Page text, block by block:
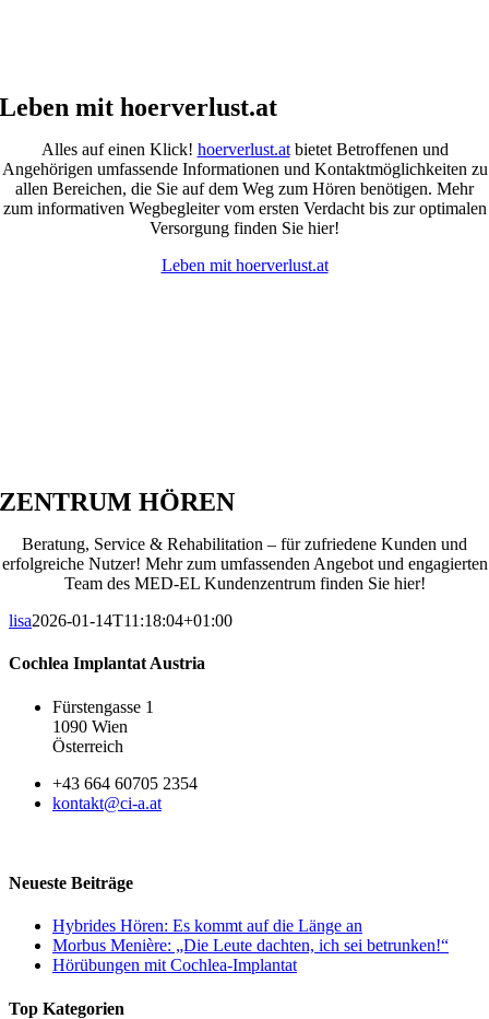
Leben mit hoerverlust.at
Alles auf einen Klick! hoerverlust.atbietet Betroffenen und
Angehörigen umfassende Informationen und Kontaktmöglichkeiten zu
allen Bereichen, die Sie auf dem Weg zum Hören benötigen. Mehr
zum informativen Wegbegleiter vom ersten Verdacht bis zur optimalen
Versorgung finden Sie hier!
Leben mit hoerverlust.at
ZENTRUM HÖREN
Beratung, Service & Rehabilitation – für zufriedene Kunden und
erfolgreiche Nutzer! Mehr zum umfassenden Angebot und engagierten
Team des MED-EL Kundenzentrum finden Sie hier!
lisa2026-01-14T11:18:04+01:00
Cochlea Implantat Austria
Fürstengasse 1
1090 Wien
Österreich
+43 664 60705 2354
kontakt@ci-a.at
Neueste Beiträge
Hybrides Hören: Es kommt auf die Länge an
Morbus Menière: „Die Leute dachten, ich sei betrunken!“
Hörübungen mit Cochlea-Implantat
Top Kategorien